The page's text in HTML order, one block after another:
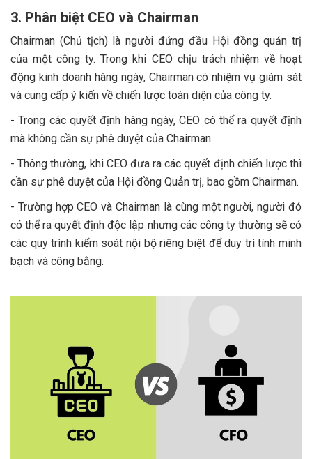
3. Phân biệt CEO và Chairman
Chairman (Chủ tịch) là người đứng đầu Hội đồng quản trị
của một công ty. Trong khi CEO chịu trách nhiệm về hoạt
động kinh doanh hàng ngày, Chairman có nhiệm vụ giám sát
và cung cấp ý kiến về chiến lược toàn diện của công ty.
- Trong các quyết định hàng ngày, CEO có thể ra quyết định
mà không cần sự phê duyệt của Chairman.
- Thông thường, khi CEO đưa ra các quyết định chiến lược thì
cần sự phê duyệt của Hội đồng Quản trị, bao gồm Chairman.
- Trường hợp CEO và Chairman là cùng một người, người đó
có thể ra quyết định độc lập nhưng các công ty thường sẽ có
các quy trình kiểm soát nội bộ riêng biệt để duy trì tính minh
bạch và công bằng.